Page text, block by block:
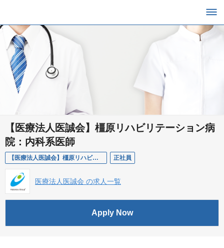
【医療法人医誠会】橿原リハビリテーション病
院：内科系医師
【医療法人医誠会】橿原リハビリテーション病院：内科系医師 正社員
医療法人医誠会 の求人一覧
Apply Now